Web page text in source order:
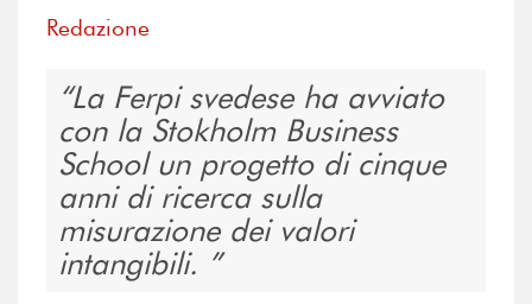
Redazione
La Ferpi svedese ha avviato
con la Stokholm Business
School un progetto di cinque
anni di ricerca sulla
misurazione dei valori
intangibili.